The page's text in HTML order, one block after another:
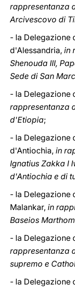
rappresentanza
Arcivescovo di
- la Delegazione
d'Alessandria, in
Shenouda III,
Sede di San
- la Delegazione
rappresentanza
d'Etiopia;
- la Delegazione
d'Antiochia, in
Ignatius Zakka I
d'Antiochia e di
- la Delegazione
Malankar, in
Baseios
- la Delegazione
rappresentanza
supremo e
- la Delegazione